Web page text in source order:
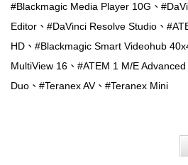
#Blackmagic Media Player 10G、
Editor、#DaVinci Resolve Studio、
HD、#Blackmagic Smart Videohub
MultiView 16、#ATEM 1 M/E
Duo、#Teranex AV、#Teranex Mini